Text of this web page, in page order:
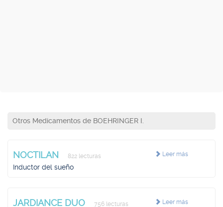
Otros Medicamentos de BOEHRINGER I.
Leer más
NOCTILAN 822 lecturas
Inductor del sueño
Leer más
JARDIANCE DUO 756 lecturas